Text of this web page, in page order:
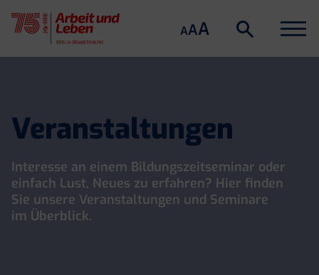
AAA
Suche
öffnen
Suche Menu
Veranstaltungen
Interesse an einem Bildungszeitseminar oder
einfach Lust, Neues zu erfahren? Hier finden
Sie unsere Veranstaltungen und Seminare
im Überblick.